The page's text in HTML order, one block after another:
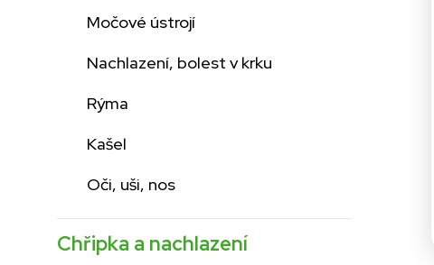
Močové ústrojí
Nachlazení, bolest v krku
Rýma
Kašel
Oči, uši, nos
Chřipka a nachlazení